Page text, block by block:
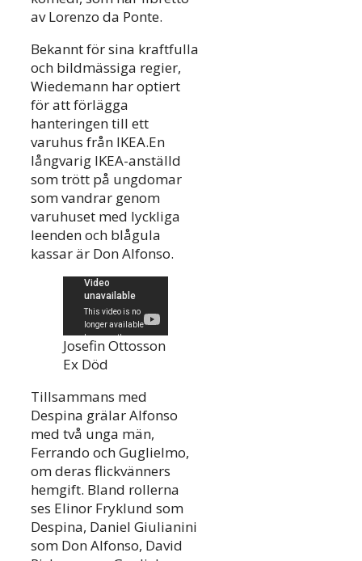
av Lorenzo da Ponte.
Bekannt för sina kraftfulla
och bildmässiga regier,
Wiedemann har optiert
för att förlägga
hanteringen till ett
varuhus från IKEA.En
långvarig IKEA-anställd
som trött på ungdomar
som vandrar genom
varuhuset med lyckliga
leenden och blågula
kassar är Don Alfonso.
Josefin Ottosson
Ex Död
Tillsammans med
Despina grälar Alfonso
med två unga män,
Ferrando och Guglielmo,
om deras flickvänners
hemgift. Bland rollerna
ses Elinor Fryklund som
Despina, Daniel Giulianini
som Don Alfonso, David